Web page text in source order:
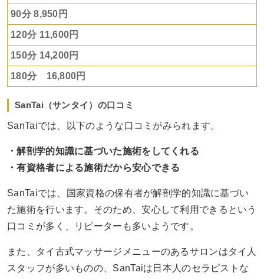
90分 8,950円
120分 11,600円
150分 14,200円
180分 16,800円
SanTai（サンタイ）の口コミ
SanTaiでは、以下のような口コミがみられます。
・解剖学的知識に基づいた施術をしてくれる
・有資格者による施術だから安心できる
SanTaiでは、国家資格の保有者が解剖学的知識に基づい
た施術を行います。そのため、安心して利用できるという
口コミが多く、リピーターも多いようです。
また、タイ古式マッサージメニューのあるサロンはタイ人
スタッフが多いものの、SanTaiは日本人のセラピストな